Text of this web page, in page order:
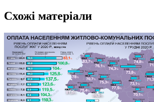
Схожі матеріали